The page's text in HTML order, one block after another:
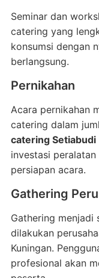
Seminar dan
catering yang
konsumsi dengan
berlangsung.
Pernikahan
Acara pernikahan
catering dalam
catering Setiabudi
investasi
persiapan acara.
Gathering
Gathering menjadi
dilakukan
Kuningan.
profesional akan